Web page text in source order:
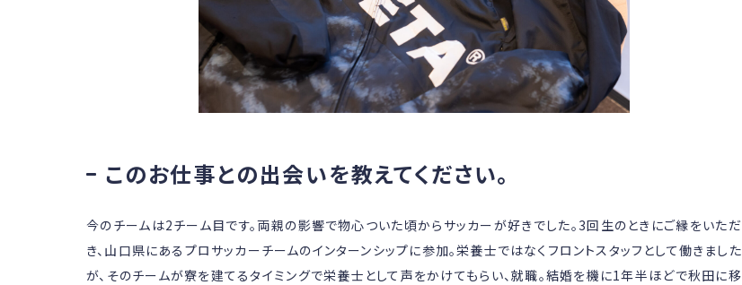
このお仕事との出会いを教えてください。
今のチームは2チーム目です。両親の影響で物心ついた頃からサッカーが好きでした。3回生のときにご縁をいただ
き、山口県にあるプロサッカーチームのインターンシップに参加。栄養士ではなくフロントスタッフとして働きました
が、そのチームが寮を建てるタイミングで栄養士として声をかけてもらい、就職。結婚を機に1年半ほどで秋田に移